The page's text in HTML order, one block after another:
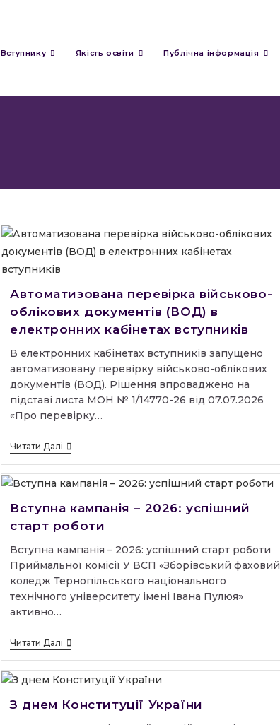
Вступнику Якість освіти Публічна інформація
Автоматизована перевірка військово-
облікових документів (ВОД) в
електронних кабінетах вступників
В електронних кабінетах вступників запущено
автоматизовану перевірку військово-облікових
документів (ВОД). Рішення впроваджено на
підставі листа МОН № 1/14770-26 від 07.07.2026
«Про перевірку…
Читати Далі Автоматизована
Перевірка
Військово-
Облікових
(ВОД)
В
Електронних
Вступників
Вступна кампанія – 2026: успішний
старт роботи
Вступна кампанія – 2026: успішний старт роботи
Приймальної комісії У ВСП «Зборівський фаховий
коледж Тернопільського національного
технічного університету імені Івана Пулюя»
активно…
Читати Далі Вступна
Кампанія
2026:
Успішний
Старт
Роботи
З днем Конституції України